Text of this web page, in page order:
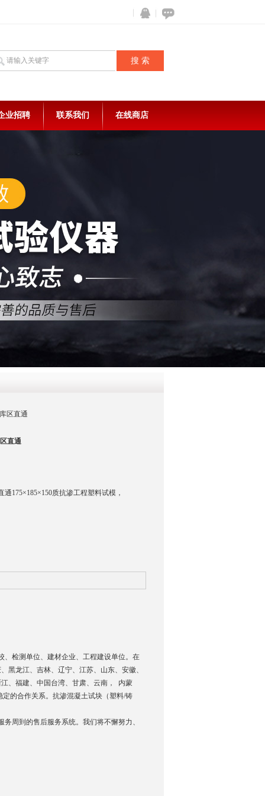
在线咨
QQ
业招聘 联系我们 在线商店
区直通
直通
175×185×150质抗渗工程塑料试模，
检测单位、建材企业、工程建设单位。在
黑龙江、吉林、辽宁、江苏、山东、安徽、
、福建、中国台湾、甘肃、云南， 内蒙
的合作关系。抗渗混凝土试块（塑料/铸
周到的售后服务系统。我们将不懈努力、